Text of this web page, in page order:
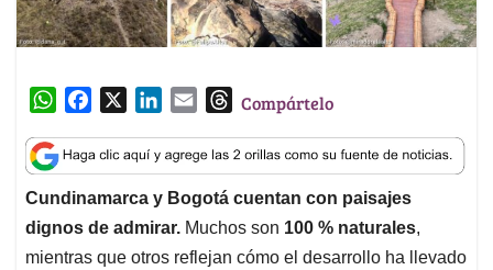
W
a
t
s
A
p
c
e
b
o
o
n
k
e
d
I
a
i
l
T
r
e
a
d
s
Compártelo
Cundinamarca y Bogotá cuentan con paisajes
dignos de admirar. Muchos son 100 % naturales,
mientras que otros reflejan cómo el desarrollo ha llevado